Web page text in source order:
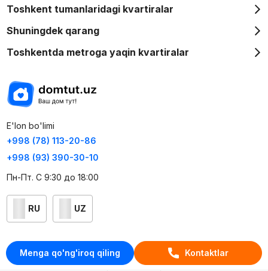
Menga qo'ng'iroq qiling Kontaktlar
Toshkent tumanlaridagi kvartiralar
Shuningdek qarang
Toshkentda metroga yaqin kvartiralar
E'lon bo'limi
+998 (78) 113-20-86
+998 (93) 390-30-10
Пн-Пт. С 9:30 до 18:00
RU UZ
Kontaktlar
loyiha haqida